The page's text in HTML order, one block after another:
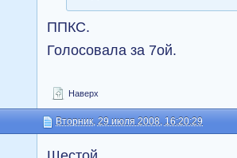
ППКС.
Голосовала за 7ой.
Наверх
Вторник, 29 июля 2008, 16:20:29